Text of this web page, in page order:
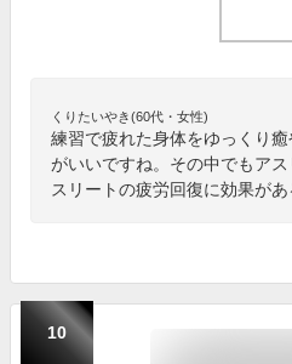
くりたいやき(60代・女性)
練習で疲れた身体をゆっくり
がいいですね。その中でもア
スリートの疲労回復に効果があ
10